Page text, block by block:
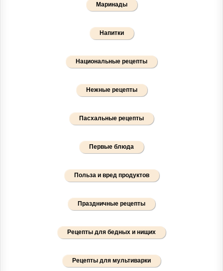
Маринады
Напитки
Национальные рецепты
Нежные рецепты
Пасхальные рецепты
Первые блюда
Польза и вред продуктов
Праздничные рецепты
Рецепты для бедных и нищих
Рецепты для мультиварки